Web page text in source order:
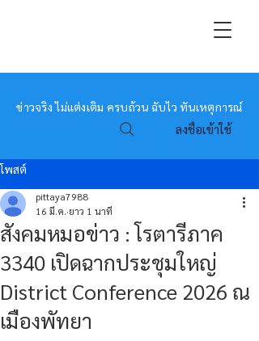
หมอข่าว
ข่าวจริง ไม่แต่งเติม ครบถ้วน ฉับไว ทันเหตุการณ์
ลงชื่อเข้าใช้
โพสต์
สังคมหมอข่าว : โรตารีภาค
3340 เปิดฉากประชุมใหญ่
District Conference 2026 ณ
เมืองพัทยา
pittaya7988
16 มี.ค. ยาว 1 นาที